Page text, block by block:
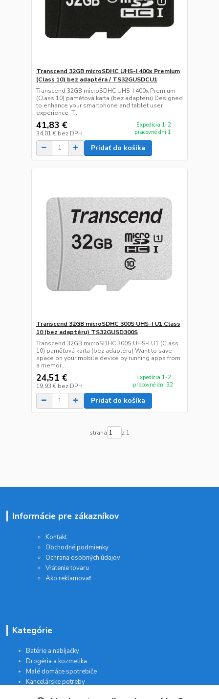
Transcend 32GB microSDHC UHS-I 400x Premium
(Class 10) bez adaptéra / TS32GUSDCU1
Transcend 32GB microSDHC UHS-I 400x Premium
(Class 10) paměťová karta (bez adaptéru) Designed
to enhance your smartphone and tablet user
experience, T...
41,83 €
34,01 € bez DPH
Expedícia 1-2
pracovné dni 1
Pridať do košíka
Transcend 32GB microSDHC 300S UHS-I U1 Class
10 (bez adaptéru) TS32GUSD300S
Transcend 32GB microSDHC 300S UHS-I U1 (Class
10) paměťová karta (bez adaptéru) Want to save
space on your mobile device by running apps from
a memor...
24,51 €
19,93 € bez DPH
Expedícia 1-2
pracovné dni 32
Pridať do košíka
strana z 1
Informácie pre zákazníkov
Kontakt
Obchodné podmienky
Ochrana osobných údajov
Vrátenie tovaru
Ako reklamovať
Kategórie
Batérie a nabíjačky
Drogéria a kozmetika
Malé domáce spotrebiče
Kancelárske potreby